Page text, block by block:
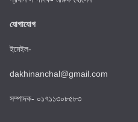
যোগাযোগ
ইমেইল-
dakhinanchal@gmail.com
সম্পাদক- ০১৭১১৩০৮৫৮৩